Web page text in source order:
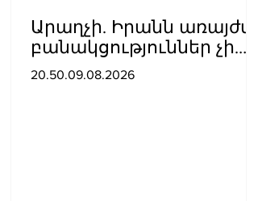
Արաղչի. Իրանն առայժմ
բանակցություններ չի
վարում ԱՄՆ-ի հետ,
20.50.09.08.2026